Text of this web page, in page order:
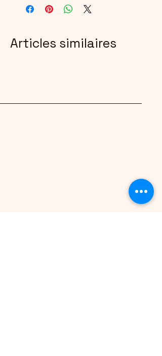
Articles similaires